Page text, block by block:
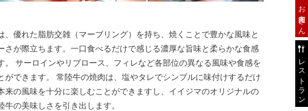
、優れた脂肪交雑（マーブリング）を持ち、焼くことで豊かな風味と
さが際立ちます。一口食べるだけで感じる濃厚な旨味と柔らかな食感
。 サーロインやリブロース、フィレなど各部位の異なる風味や食感を
ができます。 常陸牛の焼肉は、塩やタレでシンプルに味付けするだけ
来の風味を十分に楽しむことができますし、イイジマのオリジナルの
牛の美味しさを引き出します。
お肉屋さん
レストラン